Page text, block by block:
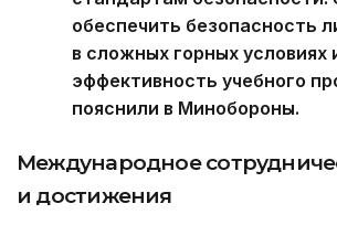
обеспечить безопасность
в сложных горных условиях
эффективность учебного
пояснили в Минобороны.
Международное
и достижения